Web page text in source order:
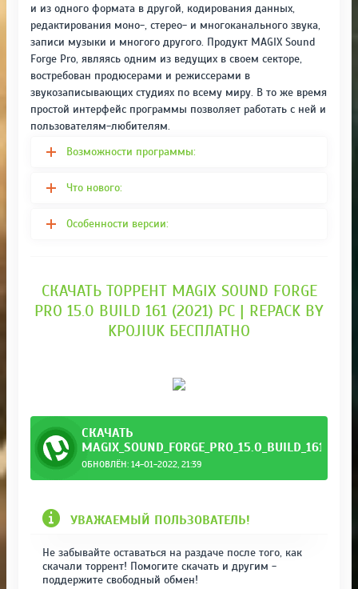
и из одного формата в другой, кодирования данных,
редактирования моно-, стерео- и многоканального звука,
записи музыки и многого другого. Продукт MAGIX Sound
Forge Pro, являясь одним из ведущих в своем секторе,
востребован продюсерами и режиссерами в
звукозаписывающих студиях по всему миру. В то же время
простой интерфейс программы позволяет работать с ней и
пользователям-любителям.
Возможности программы:
Что нового:
Особенности версии:
СКАЧАТЬ ТОРРЕНТ MAGIX SOUND FORGE
PRO 15.0 BUILD 161 (2021) PC | REPACK BY
KPOJIUK БЕСПЛАТНО
СКАЧАТЬ
ОБНОВЛЁН: 14-01-2022, 21:39
УВАЖАЕМЫЙ ПОЛЬЗОВАТЕЛЬ!
Не забывайте оставаться на раздаче после того, как
скачали торрент! Помогите скачать и другим -
поддержите свободный обмен!